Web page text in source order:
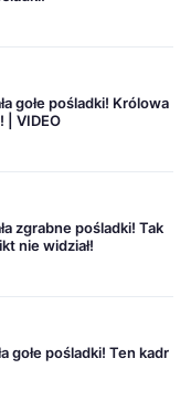
gołe pośladki! Królowa
| VIDEO
zgrabne pośladki! Tak
nie widział!
gołe pośladki! Ten kadr